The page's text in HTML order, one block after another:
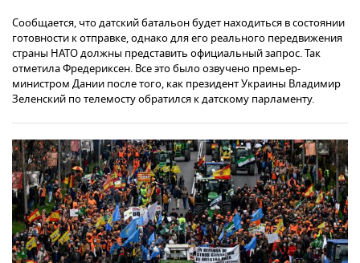
Сообщается, что датский батальон будет находиться в состоянии
готовности к отправке, однако для его реального передвижения
страны НАТО должны представить официальный запрос. Так
отметила Фредериксен. Все это было озвучено премьер-
министром Дании после того, как президент Украины Владимир
Зеленский по телемосту обратился к датскому парламенту.